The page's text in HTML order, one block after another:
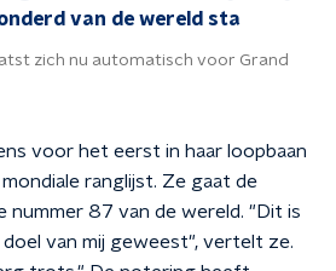
van de wereld sta
zich nu automatisch voor Grand
voor het eerst in haar loopbaan
ranglijst. Ze gaat de
nummer 87 van de wereld. "Dit is
van mij geweest", vertelt ze.